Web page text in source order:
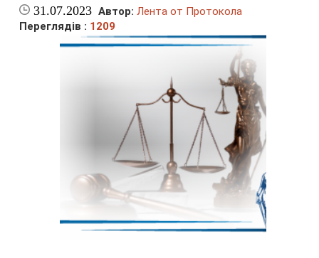
31.07.2023 Автор: Лента от Протокола
Переглядів : 1209